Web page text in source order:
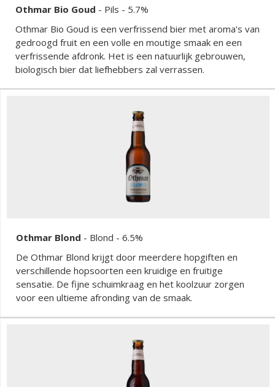
Othmar Bio Goud - Pils - 5.7%
Othmar Bio Goud is een verfrissend bier met aroma's van
gedroogd fruit en een volle en moutige smaak en een
verfrissende afdronk. Het is een natuurlijk gebrouwen,
biologisch bier dat liefhebbers zal verrassen.
Othmar Blond - Blond - 6.5%
De Othmar Blond krijgt door meerdere hopgiften en
verschillende hopsoorten een kruidige en fruitige
sensatie. De fijne schuimkraag en het koolzuur zorgen
voor een ultieme afronding van de smaak.